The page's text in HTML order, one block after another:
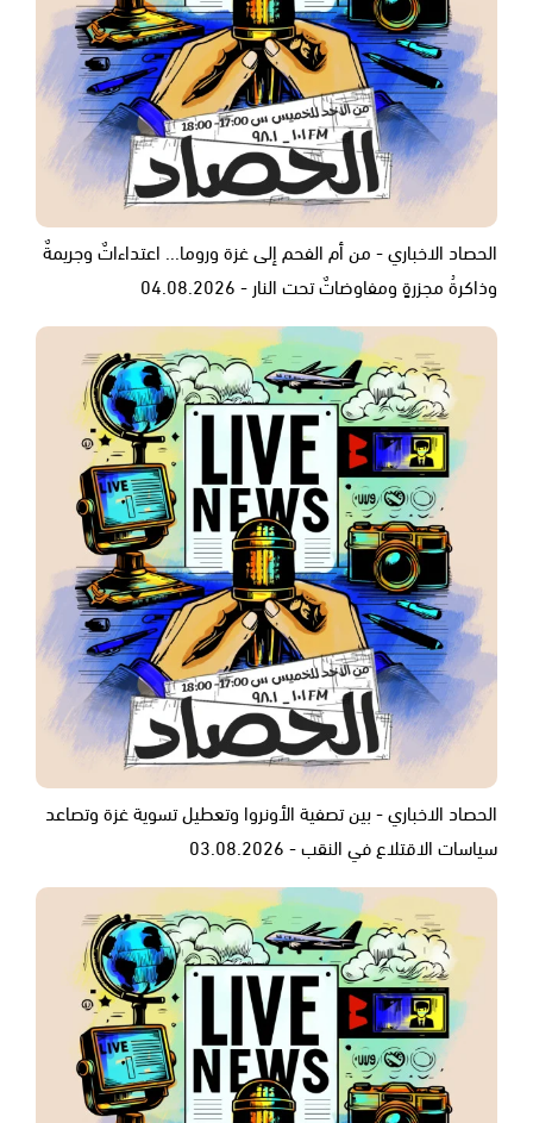
الحصاد الاخباري - من أم الفحم إلى غزة وروما... اعتداءاتٌ وجريمةٌ
وذاكرةُ مجزرةٍ ومفاوضاتٌ تحت النار - 04.08.2026
الحصاد الاخباري - بين تصفية الأونروا وتعطيل تسوية غزة وتصاعد
سياسات الاقتلاع في النقب - 03.08.2026